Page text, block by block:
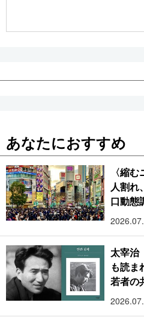
あなたにおすすめ
〈縮
人割れ
口動態
太宰治
も読ま
若者の